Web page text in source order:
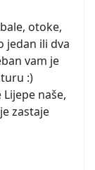
otoke,
jedan ili dva
vam je
:)
naše,
zastaje